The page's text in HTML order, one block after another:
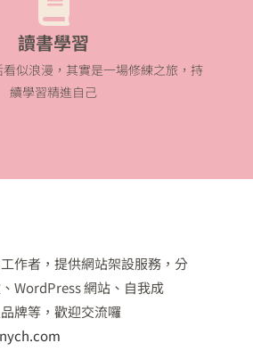
讀書學習
似浪漫，其實是一場修練之旅，持
續學習精進自己
作者，提供網站架設服務，分
WordPress 網站、自我成
牌等，歡迎交流囉